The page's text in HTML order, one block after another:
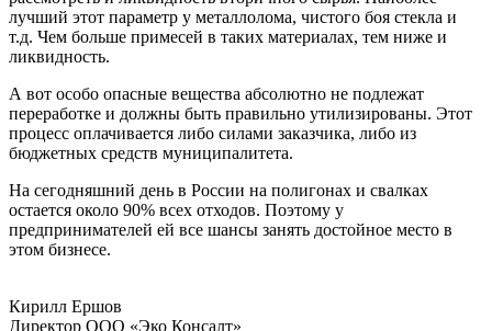
лучший этот параметр у металлолома, чистого боя стекла и
т.д. Чем больше примесей в таких материалах, тем ниже и
ликвидность.
А вот особо опасные вещества абсолютно не подлежат
переработке и должны быть правильно утилизированы. Этот
процесс оплачивается либо силами заказчика, либо из
бюджетных средств муниципалитета.
На сегодняшний день в России на полигонах и свалках
остается около 90% всех отходов. Поэтому у
предпринимателей ей все шансы занять достойное место в
этом бизнесе.
Кирилл Ершов
Директор ООО «Эко Консалт»